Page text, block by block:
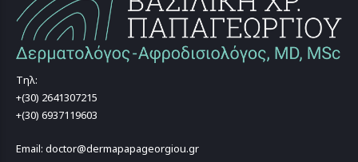
Τηλ:
+(30) 2641307215
+(30) 6937119603
Email: doctor@dermapapageorgiou.gr